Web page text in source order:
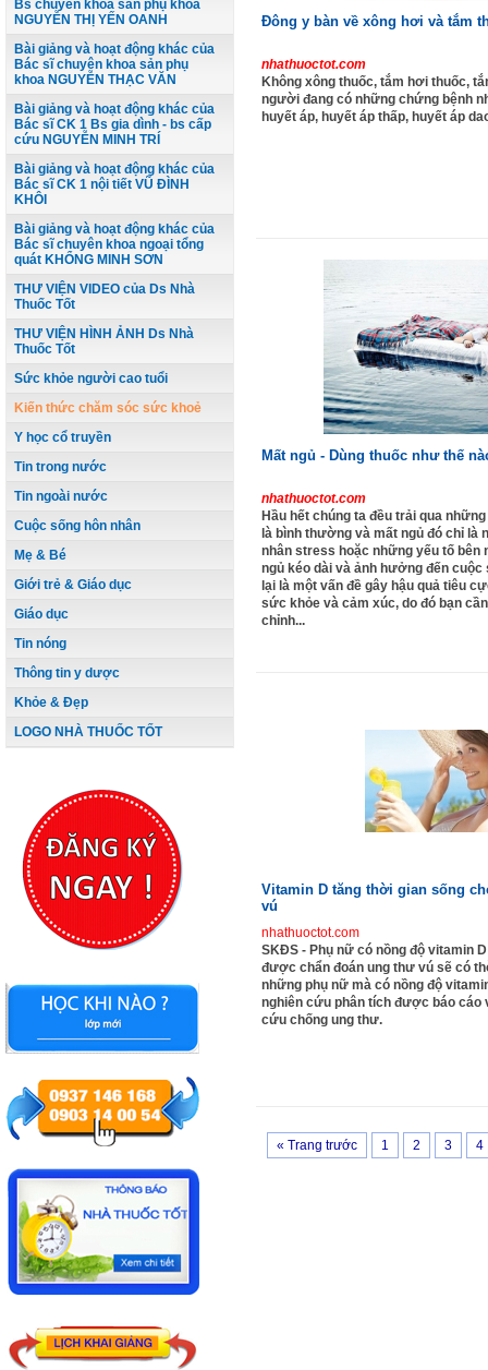
Bs chuyên khoa sản phụ khoa
NGUYỄN THỊ YẾN OANH
Bài giảng và hoạt động khác của
Bác sĩ chuyên khoa sản phụ
khoa NGUYỄN THẠC VĂN
Bài giảng và hoạt động khác của
Bác sĩ CK 1 Bs gia dình - bs cấp
cứu NGUYỄN MINH TRÍ
Bài giảng và hoạt động khác của
Bác sĩ CK 1 nội tiết VŨ ĐÌNH
KHÔI
Bài giảng và hoạt động khác của
Bác sĩ chuyên khoa ngoại tổng
quát KHỔNG MINH SƠN
THƯ VIỆN VIDEO của Ds Nhà
Thuốc Tốt
THƯ VIỆN HÌNH ẢNH Ds Nhà
Thuốc Tốt
Sức khỏe người cao tuổi
Kiến thức chăm sóc sức khoẻ
Y học cổ truyền
Tin trong nước
Tin ngoài nước
Cuộc sống hôn nhân
Mẹ & Bé
Giới trẻ & Giáo dục
Giáo dục
Tin nóng
Thông tin y dược
Khỏe & Đẹp
LOGO NHÀ THUỐC TỐT
Đông y bàn về xông hơi và tắm
nhathuoctot.com
Không xông thuốc, tắm hơi thuốc,
người đang có những chứng bệnh
huyết áp, huyết áp thấp, huyết áp
Mất ngủ - Dùng thuốc như thế
nhathuoctot.com
Hầu hết chúng ta đều trải qua
là bình thường và mất ngủ đó chỉ là
nhân stress hoặc những yếu tố bên
ngủ kéo dài và ảnh hưởng đến cuộc
lại là một vấn đề gây hậu quả tiêu
sức khỏe và cảm xúc, do đó bạn
chỉnh...
Vitamin D tăng thời gian sống
vú
nhathuoctot.com
SKĐS - Phụ nữ có nồng độ vitamin
được chẩn đoán ung thư vú sẽ có
những phụ nữ mà có nồng độ
nghiên cứu phân tích được báo cáo
cứu chống ung thư.
« Trang trước 1 2 3 4